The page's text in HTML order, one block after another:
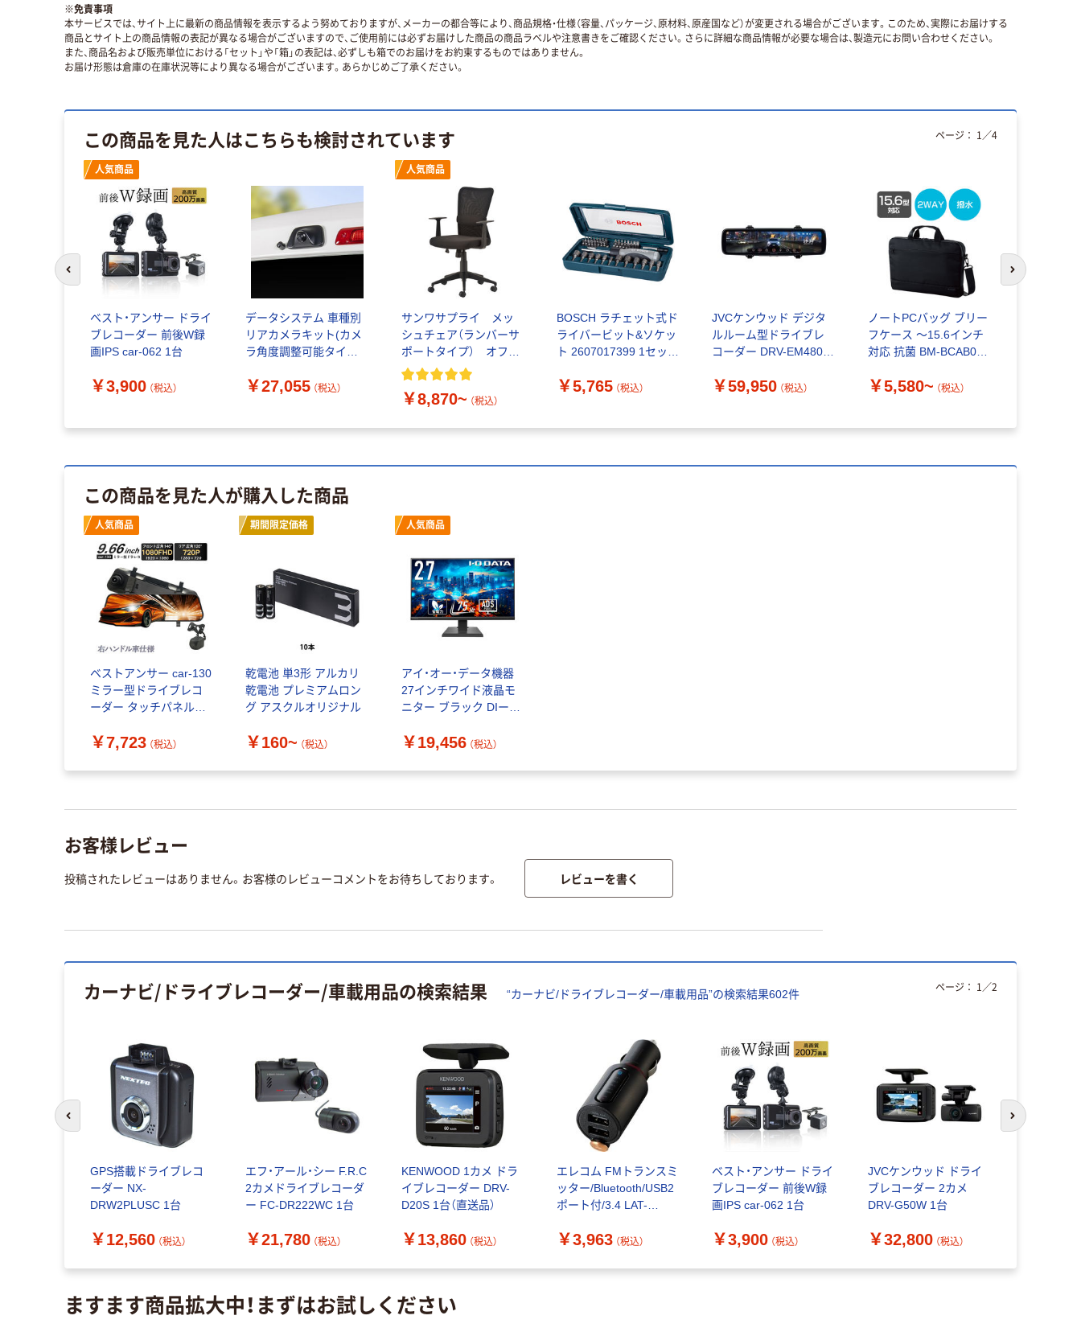
※免責事項
本サービスでは、サイト上に最新の商品情報を表示するよう努めておりますが、メーカーの都合等により、商品規格・仕様（容量、パッケージ、原材料、原産国など）が変更される場合がございます。このため、実際にお届けする
商品とサイト上の商品情報の表記が異なる場合がございますので、ご使用前には必ずお届けした商品の商品ラベルや注意書きをご確認ください。さらに詳細な商品情報が必要な場合は、製造元にお問い合わせください。
また、商品名および販売単位における「セット」や「箱」の表記は、必ずしも箱でのお届けをお約束するものではありません。
お届け形態は倉庫の在庫状況等により異なる場合がございます。あらかじめご了承ください。
この商品を見た人はこちらも検討されています
人気商品
ベスト・アンサー ドライ
ブレコーダー 前後W録
画IPS car-062 1台
￥3,900 （税込）
データシステム 車種別
リアカメラキット(カメ
ラ角度調整可能タイプ)
品）
￥27,055 （税込）
人気商品
サンワサプライ メッ
シュチェア（ランバーサ
ポートタイプ） オフィ
スチェア 肘付
￥8,870~ （税込）
BOSCH ラチェット式ド
ライバービット&ソケッ
ト 2607017399 1セット
￥5,765 （税込）
JVCケンウッド デジタ
ルルーム型ドライブレ
コーダー DRV-EM4800
￥59,950 （税込）
ノートPCバッグ ブリー
フケース ～15.6インチ
対応 抗菌 BM-BCAB01
￥5,580~ （税込）
ページ： 1 ／4
前のスライドへ 次のスライド
この商品を見た人が購入した商品
人気商品
ベストアンサー car-130
ミラー型ドライブレコ
ーダー タッチパネル操
ット（直送品）
￥7,723 （税込）
期間限定価格
乾電池 単3形 アルカリ
乾電池 プレミアムロン
グ アスクルオリジナル
￥160~ （税込）
人気商品
アイ・オー・データ機器
27インチワイド液晶モ
ニター ブラック DIー
￥19,456 （税込）
お客様レビュー
投稿されたレビューはありません。お客様のレビューコメントをお待ちしております。 レビューを書く
カーナビ/ドライブレコーダー/車載用品の検索結果 “カーナビ/ドライブレコーダー/車載用品”の検索結果602件
GPS搭載ドライブレコ
ーダー NX-
DRW2PLUSC 1台
￥12,560 （税込）
エフ・アール・シー F.R.C
2カメドライブレコーダ
ー FC-DR222WC 1台
￥21,780 （税込）
KENWOOD 1カメ ドラ
イブレコーダー DRV-
D20S 1台（直送品）
￥13,860 （税込）
エレコム FMトランスミ
ッター/Bluetooth/USB2
ポート付/3.4 LAT-
￥3,963 （税込）
ベスト・アンサー ドライ
ブレコーダー 前後W録
画IPS car-062 1台
￥3,900 （税込）
JVCケンウッド ドライ
ブレコーダー 2カメ
DRV-G50W 1台
￥32,800 （税込）
ページ： 1 ／2
前のスライドへ 次のスライド
ますます商品拡大中！まずはお試しください